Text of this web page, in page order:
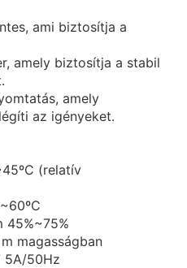
ami biztosítja a
amely biztosítja a stabil
amely
az igényeket.
(relatív
45%~75%
magasságban
5A/50Hz